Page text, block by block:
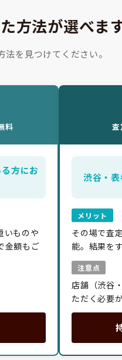
方法が選べま
を見つけてください。
料
方にお
いものや
金額もご
渋谷・
メリット
その場で査
能。結果を
注意点
店舗（渋谷
ただく必要